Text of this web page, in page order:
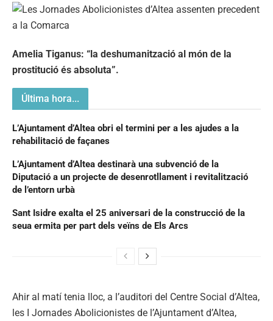
Amelia Tiganus: “la deshumanització al món de la
prostitució és absoluta”.
Última hora...
L’Ajuntament d’Altea obri el termini per a les ajudes a la
rehabilitació de façanes
L’Ajuntament d’Altea destinarà una subvenció de la
Diputació a un projecte de desenrotllament i revitalització
de l’entorn urbà
Sant Isidre exalta el 25 aniversari de la construcció de la
seua ermita per part dels veïns de Els Arcs
Ahir al matí tenia lloc, a l’auditori del Centre Social d’Altea,
les I Jornades Abolicionistes de l’Ajuntament d’Altea,